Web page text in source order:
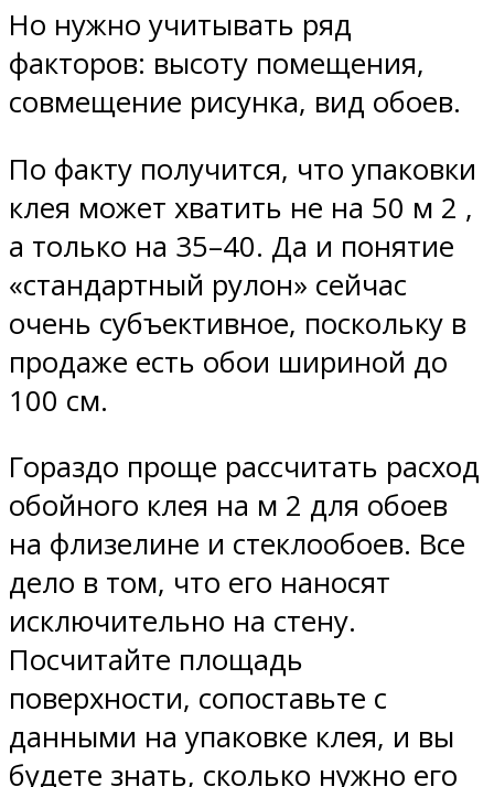
Но нужно учитывать ряд
факторов: высоту помещения,
совмещение рисунка, вид обоев.
По факту получится, что упаковки
клея может хватить не на 50 м 2 ,
а только на 35–40. Да и понятие
«стандартный рулон» сейчас
очень субъективное, поскольку в
продаже есть обои шириной до
100 см.
Гораздо проще рассчитать расход
обойного клея на м 2 для обоев
на флизелине и стеклообоев. Все
дело в том, что его наносят
исключительно на стену.
Посчитайте площадь
поверхности, сопоставьте с
данными на упаковке клея, и вы
будете знать, сколько нужно его